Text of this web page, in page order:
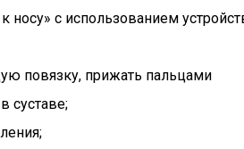
носу» с использованием
повязку, прижать пальцами
суставе;